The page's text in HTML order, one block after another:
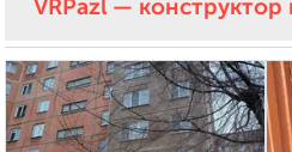
VRPazl — конструктор